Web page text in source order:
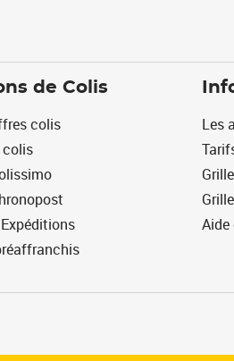
de Colis
colis
colis
Les